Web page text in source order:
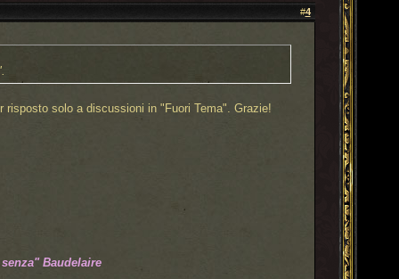
#4
solo a discussioni in "Fuori Tema". Grazie!
Baudelaire